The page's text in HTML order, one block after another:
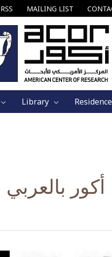
RSS MAILING LIST
Library Residence
أكور بالعربي